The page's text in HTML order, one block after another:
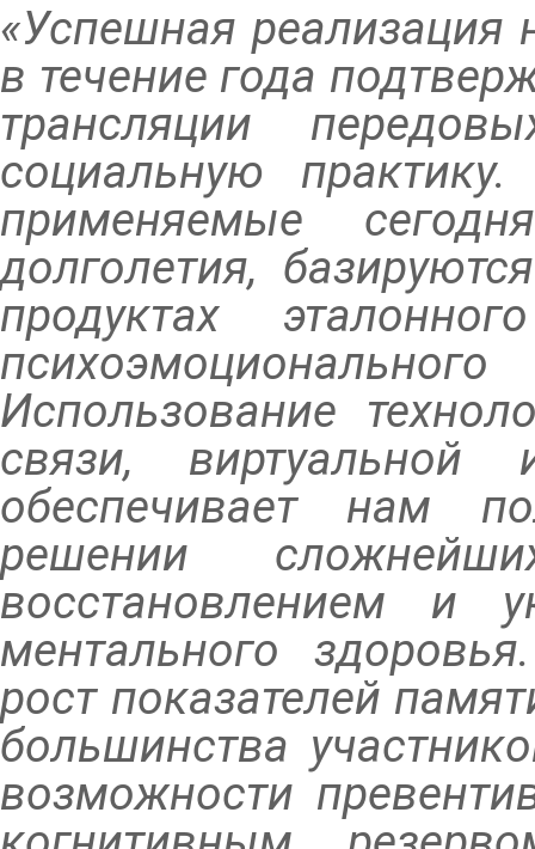
«Успешная
в течение года
трансляции
социальную
применяемые
долголетия,
продуктах
Использование
связи, виртуальной
обеспечивает нам
решении
восстановлением и
ментального
рост показателей
большинства
возможности